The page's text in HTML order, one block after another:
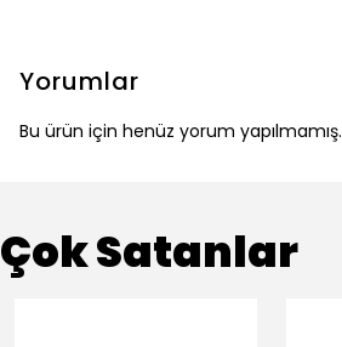
Yorumlar
Bu ürün için henüz yorum yapılmamış.
Çok Satanlar